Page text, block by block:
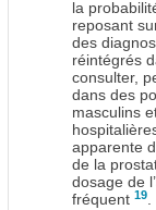
la
reposant
des
réintégrés
consulter,
dans des
masculins
apparente
de la
dosage de
fréquent 19